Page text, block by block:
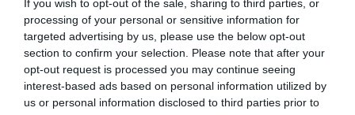
If you wish to opt-out of the sale, sharing to third parties, or
processing of your personal or sensitive information for
targeted advertising by us, please use the below opt-out
section to confirm your selection. Please note that after your
opt-out request is processed you may continue seeing
interest-based ads based on personal information utilized by
us or personal information disclosed to third parties prior to
sociale : une surprise pour certains
Comment conserver votre pain congelé pour qu’il
reste frais et nutritif